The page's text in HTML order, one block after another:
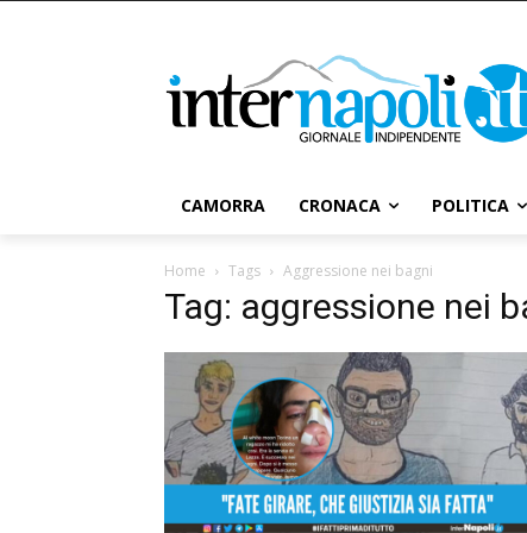
CAMORRA CRONACA POLITICA
Home Tags Aggressione nei bagni
Tag: aggressione nei